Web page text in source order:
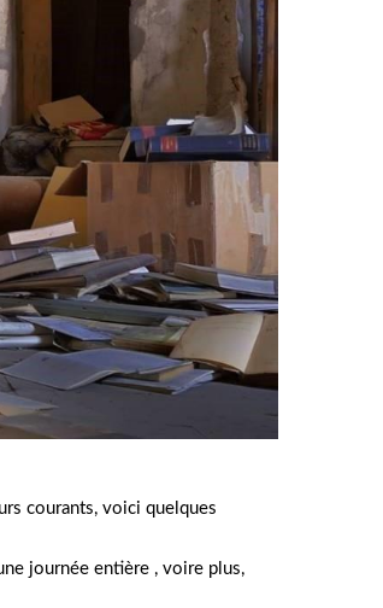
courants, voici quelques
journée entière , voire plus,